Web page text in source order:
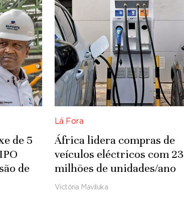
de 5
de
Lá Fora
África lidera compras de
veículos eléctricos com 23
milhões de unidades/ano
Victória Maviluka